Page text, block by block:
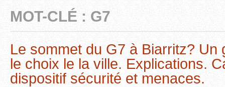
MOT-CLÉ : G7
Le sommet du G7 à Biarritz? Un
le choix le la ville. Explications.
dispositif sécurité et menaces.